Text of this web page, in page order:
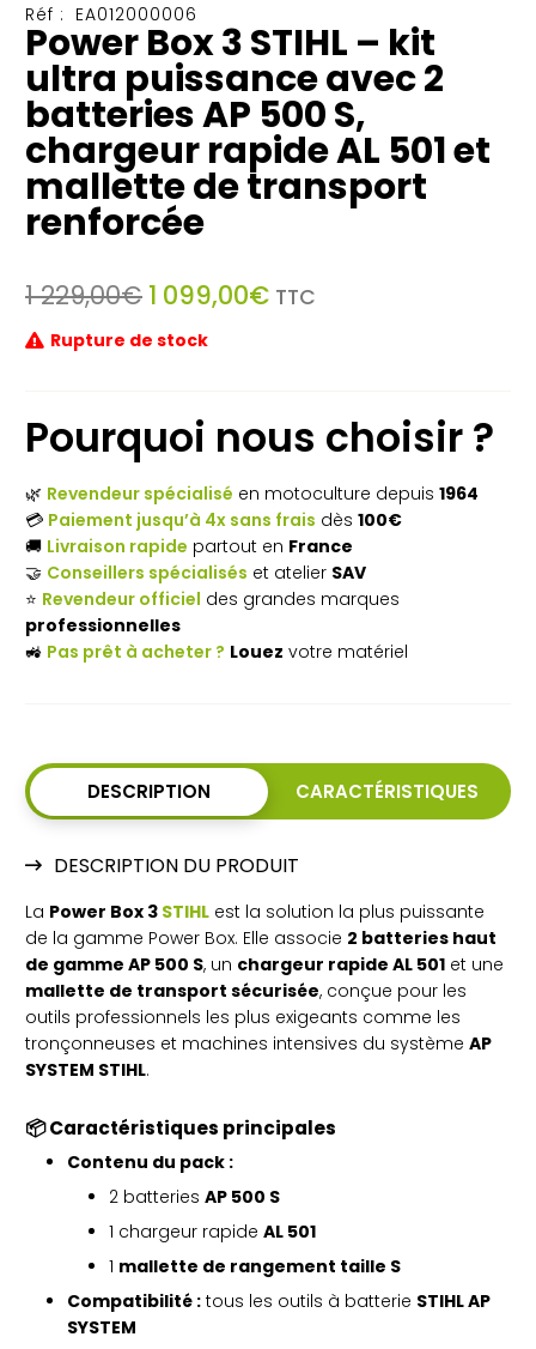
Réf : EA012000006
Power Box 3 STIHL – kit
ultra puissance avec 2
batteries AP 500 S,
chargeur rapide AL 501 et
mallette de transport
renforcée
1 229,00€ Le
initial
229,00€.
1 099,00€Le
099,00€.
TTC
Rupture de stock
Pourquoi nous choisir ?
🌿 Revendeur spécialisé en motoculture depuis 1964
💳 Paiement jusqu’à 4x sans frais dès 100€
🚚 Livraison rapide partout en France
🤝 Conseillers spécialisés et atelier SAV
⭐ Revendeur officiel des grandes marques
professionnelles
🚜 Pas prêt à acheter ? Louez votre matériel
DESCRIPTION CARACTÉRISTIQUES
DESCRIPTION DU PRODUIT
La Power Box 3 STIHL est la solution la plus puissante
de la gamme Power Box. Elle associe 2 batteries haut
de gamme AP 500 S, un chargeur rapide AL 501 et une
mallette de transport sécurisée, conçue pour les
outils professionnels les plus exigeants comme les
tronçonneuses et machines intensives du système AP
SYSTEM STIHL.
📦 Caractéristiques principales
Contenu du pack :
2 batteries AP 500 S
1 chargeur rapide AL 501
1 mallette de rangement taille S
Compatibilité : tous les outils à batterie STIHL AP
SYSTEM